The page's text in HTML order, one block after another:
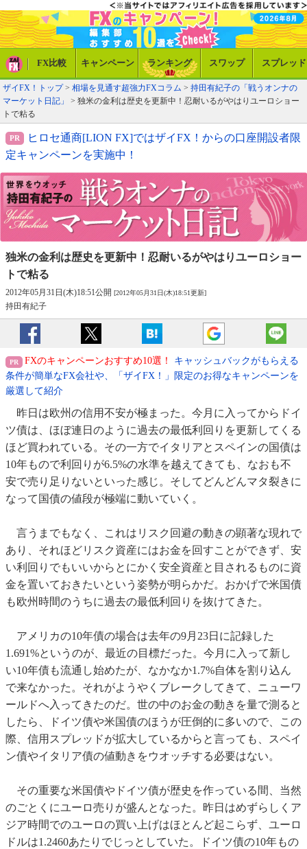
FX比較 キャンペーン ランキング スワップ スプレッド
ザイFX！トップ> 相場を見通す超強力FXコラム > 持田有紀子の「戦うオンナの
マーケット日記」
> 独米の金利は歴史を更新中！忍耐いるがやはりユーロショー
トで粘る
ヒロセ通商[LION FX]ではザイFX！からの口座開設者限
定キャンペーンを実施中！
独米の金利は歴史を更新中！ 忍耐いるがやはりユーロショー
トで粘る
2012年05月31日(木)18:51公開 [2012年05月31日(木)18:51更新]
持田有紀子
FXのキャンペーンおすすめ10選！
キャッシュバックがもらえる
条件が簡単なFX会社や、「ザイFX！」限定のお得なキャンペーンを
厳選して紹介
昨日は欧州の信用不安が極まった。今月に入ってからドイ
ツ債は、ほぼ連日のように過去の最低利回りを更新してくる
ほど買われている。その一方でイタリアとスペインの国債は
10年もので利回りが6.5%の水準を越えてきても、なおも不
安で売り足りないといった感じ。そしてどんどんマタ裂きに
なって国債の値段が極端に動いていく。
言うまでもなく、これはリスク回避の動きの顕著な現れで
あり、それほどリスク資産にはお金を回すことができず、安
い利回りでもいいからとにかく安全資産と目されるものに資
金を置いておきたいという姿勢が明らかだ。おかげで米国債
も欧州時間のうちに過去の最低利回りを抜けてきた。
アメリカの10年債の場合は去年の9月23日に記録した
1.691%というのが、最近の目標だった。今月に入って新し
い10年債も流通し始めたが、なかなか1.7%自体を割り込ん
で来なかった。それがようやくブレークしてきて、ニューワ
ールドへ入ってきたのだ。世の中のお金の動きを量で測ると
したら、ドイツ債や米国債のほうが圧倒的に多いので、この
際、信用スプレッドが拡大しているからと言っても、スペイ
ン債やイタリア債の値動きをウオッチする必要はない。
その重要な米国債やドイツ債が歴史を作っている間、当然
のごとくにユーロ売りが盛んとなった。昨日はめずらしくア
ジア時間でのユーロの買い上げはほとんど起こらず、ユーロ
ドルは1.2460あたりでじっとしていた。ドイツ債の10年もの